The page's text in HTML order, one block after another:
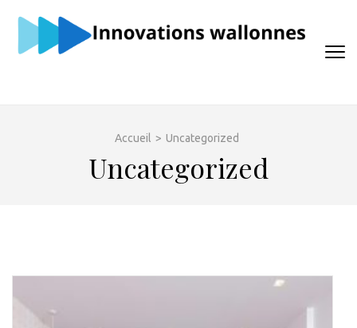
contenu
Accueil > Uncategorized
Uncategorized